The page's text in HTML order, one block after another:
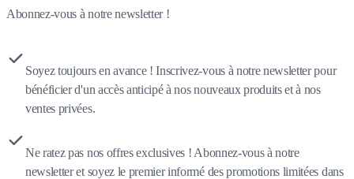
Abonnez-vous à notre newsletter !
Soyez toujours en avance ! Inscrivez-vous à notre newsletter pour
bénéficier d'un accès anticipé à nos nouveaux produits et à nos
ventes privées.
Ne ratez pas nos offres exclusives ! Abonnez-vous à notre
newsletter et soyez le premier informé des promotions limitées dans